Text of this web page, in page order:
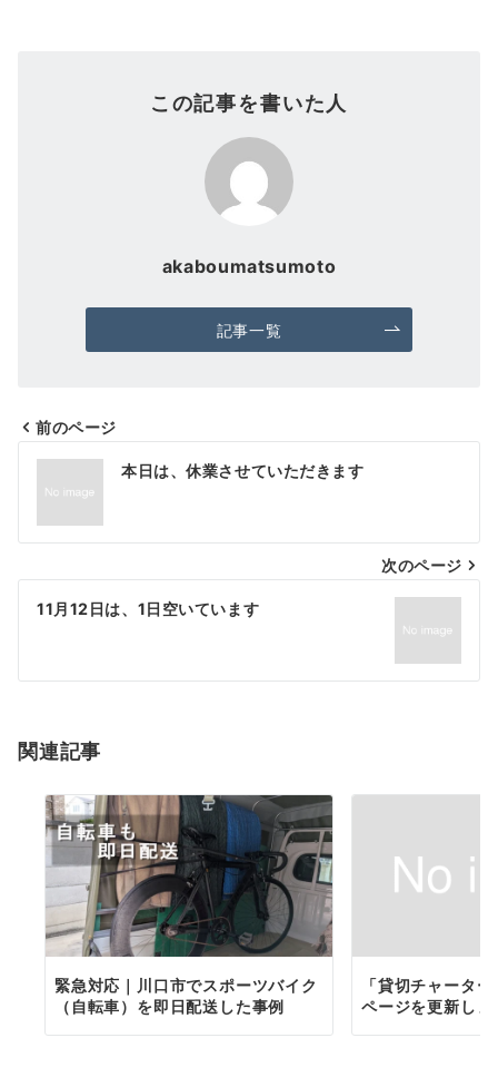
この記事を書いた人
akaboumatsumoto
記事一覧
投
ナ
ビ
ゲ
シ
ン
前のページ
本日は、休業させていただきます
次のページ
11月12日は、1日空いています
関連記事
緊急対応｜川口市でスポーツバイク
（自転車）を即日配送した事例
「貸切チャータ
ページを更新しま